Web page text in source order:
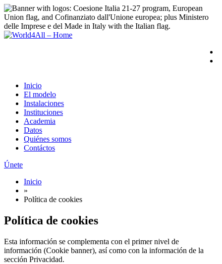
Inicio
El modelo
Instalaciones
Instituciones
Academia
Datos
Quiénes somos
Contáctos
Únete
Inicio
»
Política de cookies
Política de cookies
Esta información se complementa con el primer nivel de
información (Cookie banner), así como con la información de la
sección Privacidad.